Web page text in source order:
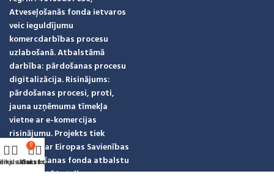
Atveseļošanās fonda ietvaros
veic ieguldījumu
komercdarbības procesu
uzlabošanā. Atbalstāmā
darbība: pārdošanas procesu
digitalizācija. Risinājums:
pārdošanas procesi, proti,
jauna uzņēmuma tīmekļa
vietne ar e-komercijas
risinājumu. Projekts tiek
īstenots ar Eiropas Savienības
Atveseļošanas fonda atbalstu
ar noslēgtā Latvijas
saraksts
0
Grozs
Mans konts